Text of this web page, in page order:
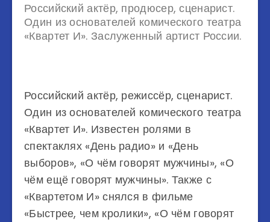
Российский актёр, продюсер, сценарист.
Один из основателей комического театра
«Квартет И». Заслуженный артист России.
Российский актёр, режиссёр, сценарист.
Один из основателей комического театра
«Квартет И». Известен ролями в
спектаклях «День радио» и «День
выборов», «О чём говорят мужчины», «О
чём ещё говорят мужчины». Также с
«Квартетом И» снялся в фильме
«Быстрее, чем кролики», «О чём говорят